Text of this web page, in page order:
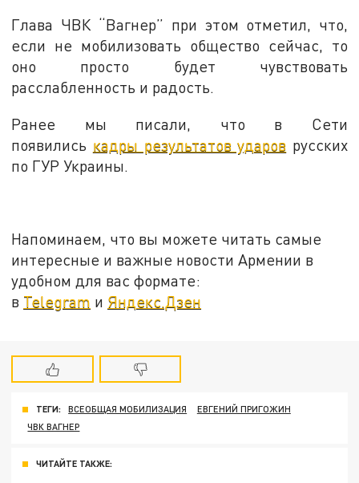
Глава ЧВК “Вагнер” при этом отметил, что,
если не мобилизовать общество сейчас, то
оно просто будет чувствовать
расслабленность и радость.
Ранее мы писали, что в Сети
появились кадры результатов ударов русских
по ГУР Украины.
Напоминаем, что вы можете читать самые
интересные и важные новости Армении в
удобном для вас формате:
в Telegram и Яндекс.Дзен
ТЕГИ: ВСЕОБЩАЯ МОБИЛИЗАЦИЯ
ЕВГЕНИЙ ПРИГОЖИН
ЧВК ВАГНЕР
ЧИТАЙТЕ ТАКЖЕ: